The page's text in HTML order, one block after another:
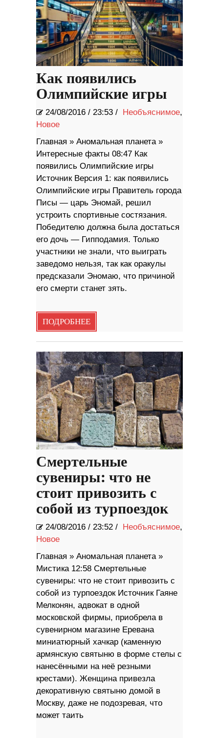
Как появились
Олимпийские игры
24/08/2016 / 23:53 / Необъяснимое,
Новое
Главная » Аномальная планета »
Интересные факты 08:47 Как
появились Олимпийские игры
Источник Версия 1: как появились
Олимпийские игры Правитель города
Писы — царь Эномай, решил
устроить спортивные состязания.
Победителю должна была достаться
его дочь — Гипподамия. Только
участники не знали, что выиграть
заведомо нельзя, так как оракулы
предсказали Эномаю, что причиной
его смерти станет зять.
ПОДРОБНЕЕ
Смертельные
сувениры: что не
стоит привозить с
собой из турпоездок
24/08/2016 / 23:52 / Необъяснимое,
Новое
Главная » Аномальная планета »
Мистика 12:58 Смертельные
сувениры: что не стоит привозить с
собой из турпоездок Источник Гаяне
Мелконян, адвокат в одной
московской фирмы, приобрела в
сувенирном магазине Еревана
миниатюрный хачкар (каменную
армянскую святыню в форме стелы с
нанесёнными на неё резными
крестами). Женщина привезла
декоративную святыню домой в
Москву, даже не подозревая, что
может таить